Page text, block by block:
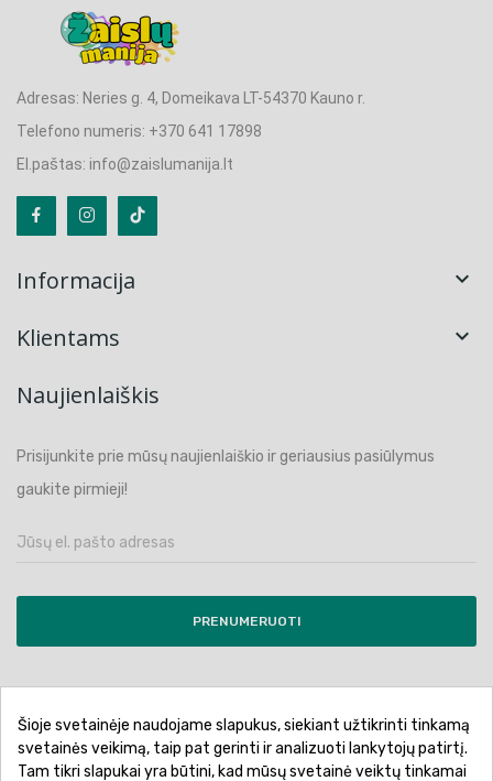
Adresas: Neries g. 4, Domeikava LT-54370 Kauno r.
Telefono numeris: +370 641 17898
El.paštas: info@zaislumanija.lt
Informacija 
Klientams 
Naujienlaiškis
Prisijunkite prie mūsų naujienlaiškio ir geriausius pasiūlymus
gaukite pirmieji!
PRENUMERUOTI
Pirkimo sąlygos ir taisyklės
Privatumo politika
Šioje svetainėje naudojame slapukus, siekiant užtikrinti tinkamą
svetainės veikimą, taip pat gerinti ir analizuoti lankytojų patirtį.
Tam tikri slapukai yra būtini, kad mūsų svetainė veiktų tinkamai